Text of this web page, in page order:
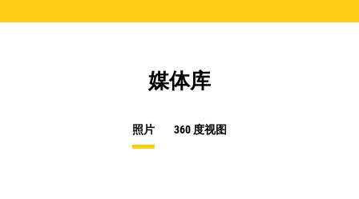
媒体库
照片 360 度视图